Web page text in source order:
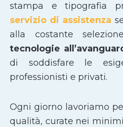
stampa e tipografia
servizio di assistenza
alla costante
tecnologie
di soddisfare le
professionisti e privati.
Ogni giorno lavoriamo
qualità, curate nei